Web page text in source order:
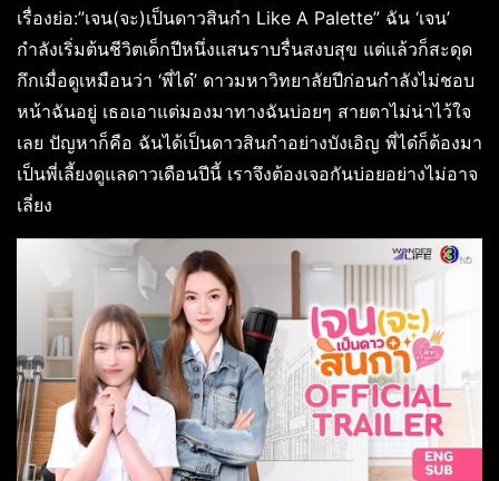
เรื่องย่อ:”เจน(จะ)เป็นดาวสินกำ Like A Palette” ฉัน ‘เจน’
กำลังเริ่มต้นชีวิตเด็กปีหนึ่งแสนราบรื่นสงบสุข แต่แล้วก็สะดุด
กึกเมื่อดูเหมือนว่า ‘พี่ได๋’ ดาวมหาวิทยาลัยปีก่อนกำลังไม่ชอบ
หน้าฉันอยู่ เธอเอาแต่มองมาทางฉันบ่อยๆ สายตาไม่น่าไว้ใจ
เลย ปัญหาก็คือ ฉันได้เป็นดาวสินกำอย่างบังเอิญ พี่ได๋ก็ต้องมา
เป็นพี่เลี้ยงดูแลดาวเดือนปีนี้ เราจึงต้องเจอกันบ่อยอย่างไม่อาจ
เลี่ยง